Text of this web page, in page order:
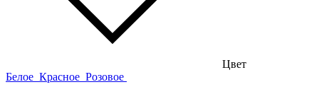
Цвет
Белое Красное Розовое